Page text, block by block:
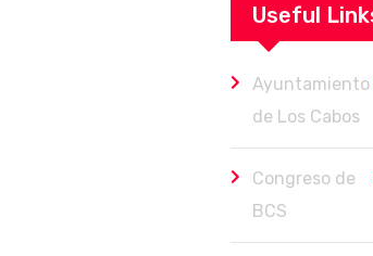
Useful
Ayuntamiento
de Los Cabos
Congreso de
BCS